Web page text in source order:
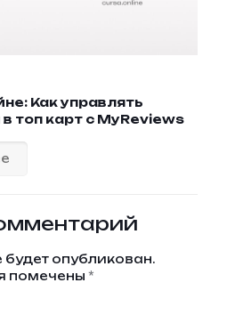
Как управлять
топ карт с MyReviews
опубликован.
помечены *